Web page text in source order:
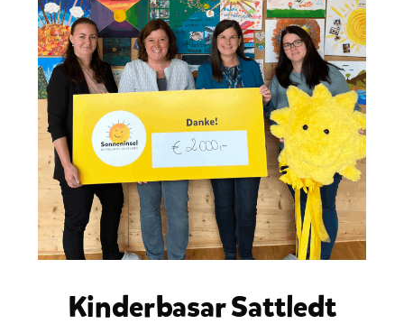
Kinderbasar Sattledt